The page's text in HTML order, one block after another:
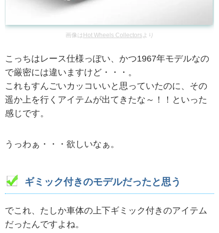
画像は Hot Wheels Collectors より
こっちはレース仕様っぽい、かつ1967年モデルなの
で厳密には違いますけど・・・。
これもすんごいカッコいいと思っていたのに、その
遥か上を行くアイテムが出てきたな～！！といった
感じです。
うっわぁ・・・欲しいなぁ。
ギミック付きのモデルだったと思う
でこれ、たしか車体の上下ギミック付きのアイテム
だったんですよね。